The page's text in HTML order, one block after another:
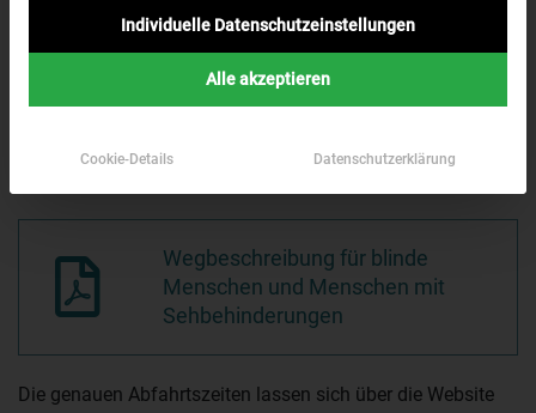
ist vom Münchner Hauptbahnhof mit derS2 in Richtung
Dachau/Petershausenoder mit derRegionalbahn Richtung
Ingolstadt/Treuchtlingen zu erreichen. Die Fahrzeit beträgt
Gedenkstätte. Die Fahrzeit beträgt ungefähr 10 Minuten.
Wegbeschreibung für blinde
Menschen und Menschen mit
Sehbehinderungen
Die genauen Abfahrtszeiten lassen sich über die Website
Individuelle Datenschutzeinstellungen
Alle akzeptieren
Cookie-Details Datenschutzerklärung